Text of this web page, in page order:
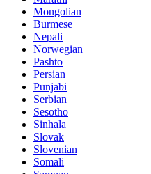
Mongolian
Burmese
Nepali
Norwegian
Pashto
Persian
Punjabi
Serbian
Sesotho
Sinhala
Slovak
Slovenian
Somali